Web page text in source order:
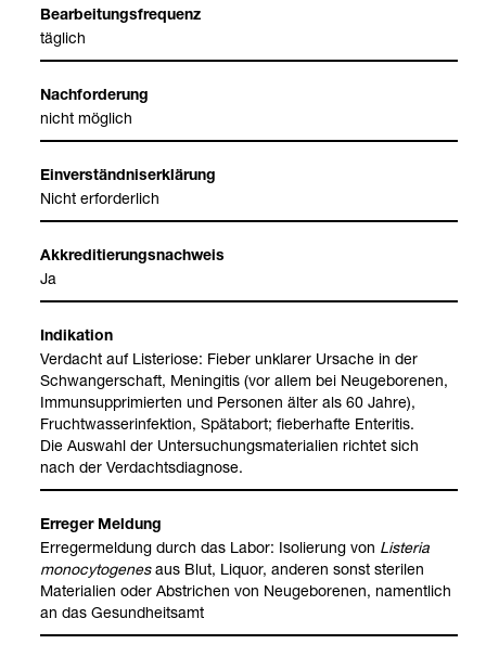
Bear­bei­tungs­fre­quenz
täg­lich
Nach­for­de­rung
nicht mög­lich
Ein­ver­ständ­nis­er­klä­rung
Nicht erfor­der­lich
Akkre­di­tie­rungs­nach­weis
Ja
Indi­ka­tion
Ver­dacht auf Lis­te­riose: Fie­ber unkla­rer Ursa­che in der
Schwan­ger­schaft, Menin­gi­tis (vor allem bei Neu­ge­bo­re­nen,
Immun­sup­pri­mier­ten und Per­so­nen älter als 60 Jahre),
Frucht­was­ser­in­fek­tion, Spät­ab­ort; fie­ber­hafte Enteri­tis.
Die Aus­wahl der Unter­su­chungs­ma­te­ria­lien rich­tet sich
nach der Ver­dachts­dia­gnose.
Erre­ger Mel­dung
Erre­ger­mel­dung durch das Labor: Iso­lie­rung von Lis­te­ria
mono­cy­to­ge­nesaus Blut, Liquor, ande­ren sonst ste­ri­len
Mate­ria­lien oder Abstri­chen von Neu­ge­bo­re­nen, nament­lich
an das Gesund­heits­amt